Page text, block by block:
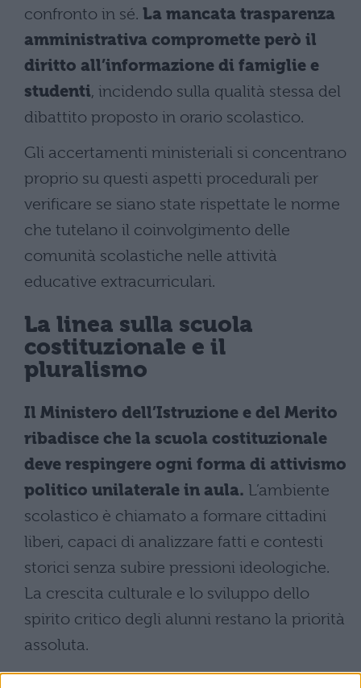
confronto in sé. La mancata trasparenza
amministrativa compromette però il
diritto all’informazione di famiglie e
studenti, incidendo sulla qualità stessa del
dibattito proposto in orario scolastico.
Gli accertamenti ministeriali si concentrano
proprio su questi aspetti procedurali per
verificare se siano state rispettate le norme
che tutelano il coinvolgimento delle
comunità scolastiche nelle attività
educative extracurriculari.
La linea sulla scuola
costituzionale e il
pluralismo
Il Ministero dell’Istruzione e del Merito
ribadisce che la scuola costituzionale
deve respingere ogni forma di attivismo
politico unilaterale in aula. L’ambiente
scolastico è chiamato a formare cittadini
liberi, capaci di analizzare fatti e contesti
storici senza subire pressioni ideologiche.
La crescita culturale e lo sviluppo dello
spirito critico degli alunni restano la priorità
assoluta.
Per verificare il rispetto di questi principi, il